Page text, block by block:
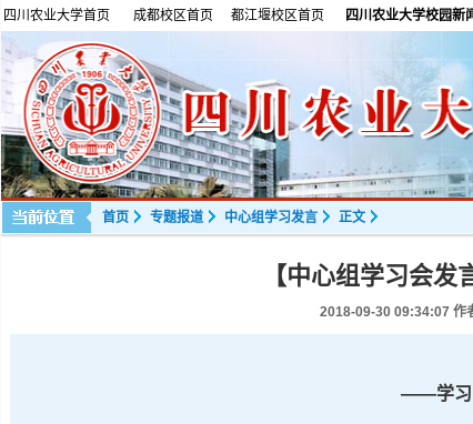
四川农业大学首页 成都校区首页 都江堰校区首页 四川农业大学校园新
首页 专题报道 中心组学习发言 正文
【中心组学习会
2018-09-30 09:34:07 作
——学习